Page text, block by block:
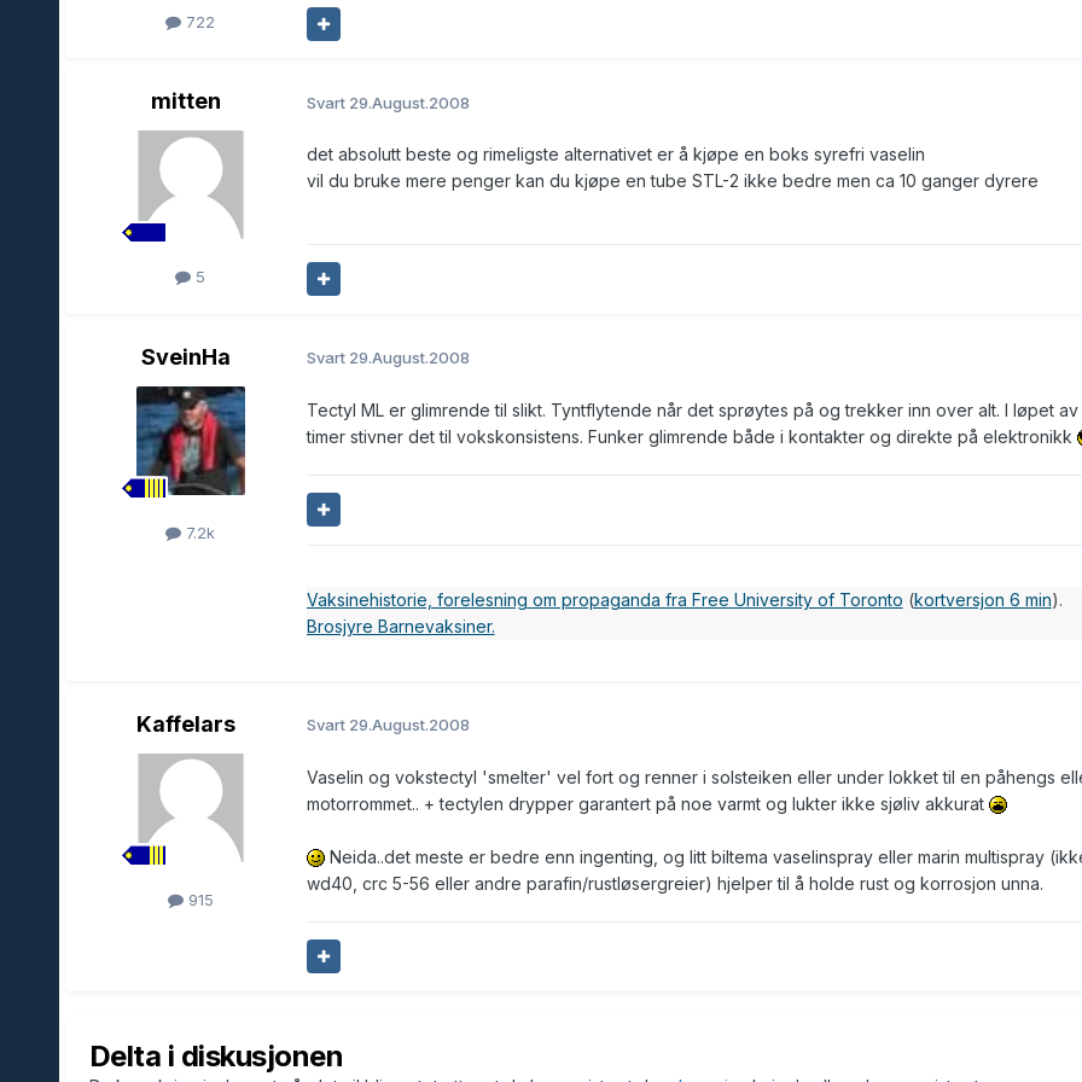
722
mitten
5
Svart 29.August.2008
det absolutt beste og rimeligste alternativet er å kjøpe en boks syrefri vaselin
vil du bruke mere penger kan du kjøpe en tube STL-2 ikke bedre men ca 10 ganger dyrere
SveinHa
7.2k
Svart 29.August.2008
Tectyl ML er glimrende til slikt. Tyntflytende når det sprøytes på og trekker inn over alt. I løpet av
timer stivner det til vokskonsistens. Funker glimrende både i kontakter og direkte på elektronikk
Vaksinehistorie, forelesning om propaganda fra Free University of Toronto (kortversjon 6 min).
Brosjyre Barnevaksiner.
Kaffelars
915
Svart 29.August.2008
Vaselin og vokstectyl 'smelter' vel fort og renner i solsteiken eller under lokket til en påhengs
motorrommet.. + tectylen drypper garantert på noe varmt og lukter ikke sjøliv akkurat
Neida..det meste er bedre enn ingenting, og litt biltema vaselinspray eller marin multispray
wd40, crc 5-56 eller andre parafin/rustløsergreier) hjelper til å holde rust og korrosjon unna.
Delta i diskusjonen